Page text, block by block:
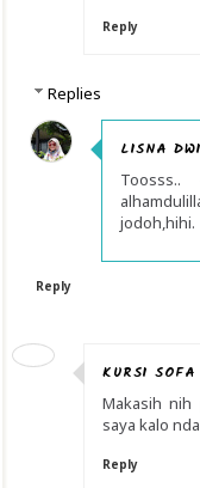
Reply
Replies
LISNA
jodoh,hihi.
Reply
KURSI
Makasih nih
saya kalo
Reply